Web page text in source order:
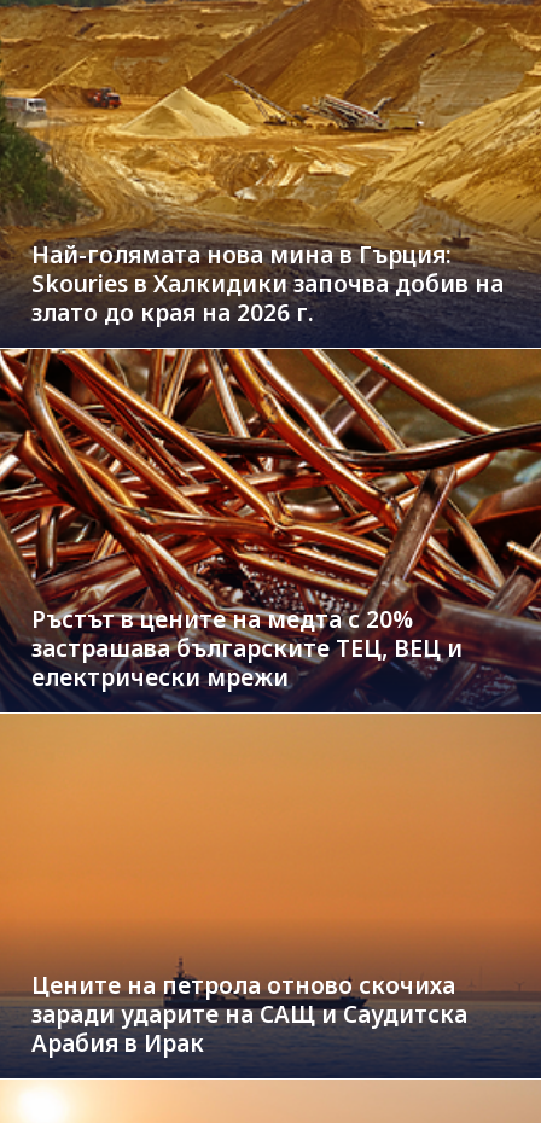
Най-голямата нова мина в Гърция:
Skouries в Халкидики започва добив на
злато до края на 2026 г.
Ръстът в цените на медта с 20%
застрашава българските ТЕЦ, ВЕЦ и
електрически мрежи
Цените на петрола отново скочиха
заради ударите на САЩ и Саудитска
Арабия в Ирак